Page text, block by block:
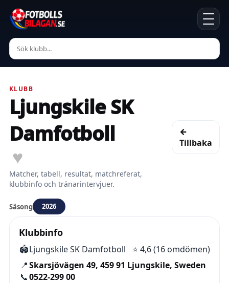
KLUBB
Ljungskile SK
Damfotboll
♥
Matcher, tabell, resultat, matchreferat,
klubbinfo och tränarintervjuer.
←
Tillbaka
Säsong 2026
Klubbinfo
🏟️Ljungskile SK Damfotboll ⭐ 4,6 (16 omdömen)
📍Skarsjövägen 49, 459 91 Ljungskile, Sweden
📞0522-299 00